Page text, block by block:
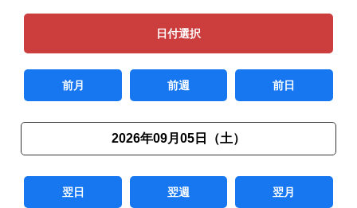
日付選択
前月 前週 前日
2026年09月05日（土）
翌日 翌週 翌月